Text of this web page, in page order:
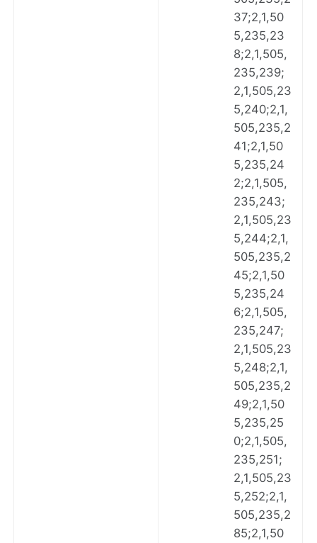
37;2,1,50
5,235,23
8;2,1,505,
235,239;
2,1,505,23
5,240;2,1,
505,235,2
41;2,1,50
5,235,24
2;2,1,505,
235,243;
2,1,505,23
5,244;2,1,
505,235,2
45;2,1,50
5,235,24
6;2,1,505,
235,247;
2,1,505,23
5,248;2,1,
505,235,2
49;2,1,50
5,235,25
0;2,1,505,
235,251;
2,1,505,23
5,252;2,1,
505,235,2
85;2,1,50